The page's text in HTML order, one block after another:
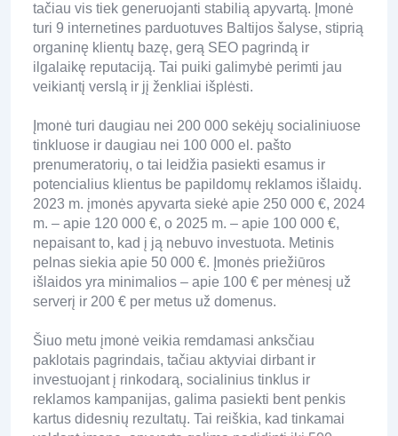
tačiau vis tiek generuojanti stabilią apyvartą. Įmonė
turi 9 internetines parduotuves Baltijos šalyse, stiprią
organinę klientų bazę, gerą SEO pagrindą ir
ilgalaikę reputaciją. Tai puiki galimybė perimti jau
veikiantį verslą ir jį ženkliai išplėsti.
Įmonė turi daugiau nei 200 000 sekėjų socialiniuose
tinkluose ir daugiau nei 100 000 el. pašto
prenumeratorių, o tai leidžia pasiekti esamus ir
potencialius klientus be papildomų reklamos išlaidų.
2023 m. įmonės apyvarta siekė apie 250 000 €, 2024
m. – apie 120 000 €, o 2025 m. – apie 100 000 €,
nepaisant to, kad į ją nebuvo investuota. Metinis
pelnas siekia apie 50 000 €. Įmonės priežiūros
išlaidos yra minimalios – apie 100 € per mėnesį už
serverį ir 200 € per metus už domenus.
Šiuo metu įmonė veikia remdamasi anksčiau
paklotais pagrindais, tačiau aktyviai dirbant ir
investuojant į rinkodarą, socialinius tinklus ir
reklamos kampanijas, galima pasiekti bent penkis
kartus didesnių rezultatų. Tai reiškia, kad tinkamai